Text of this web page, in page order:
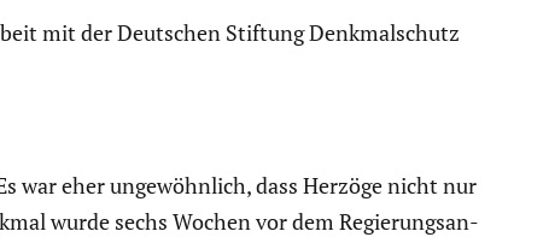
mit der Deutschen Stiftung Denkmal­schutz
war eher ungewöhn­lich, dass Herzöge nicht nur
wurde sechs Wochen vor dem Regie­rungs­an­